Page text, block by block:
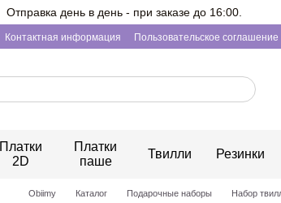
Отправка день в день - при заказе до 16:00.
Контактная информация Пользовательское соглашение
Платки
2D
Платки
паше
Твилли Резинки
Obiimy Каталог Подарочные наборы Набор